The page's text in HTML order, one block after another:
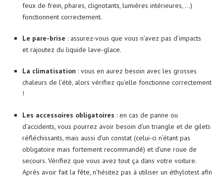
feux de frein, phares, clignotants, lumières intérieures, …)
fonctionnent correctement.
Le pare-brise : assurez-vous que vous n’avez pas d’impacts
et rajoutez du liquide lave-glace.
La climatisation : vous en aurez besoin avec les grosses
chaleurs de l’été, alors vérifiez qu’elle fonctionne correctement
!
Les accessoires obligatoires : en cas de panne ou
d’accidents, vous pourrez avoir besoin d’un triangle et de gilets
réfléchissants, mais aussi d’un constat (celui-ci n’étant pas
obligatoire mais fortement recommandé) et d’une roue de
secours. Vérifiez que vous avez tout ça dans votre voiture.
Après avoir fait la fête, n’hésitez pas à utiliser un éthylotest afin